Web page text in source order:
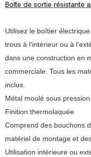
Boîte de sortie résistante
Utilisez le boîtier
trous à l'intérieur ou à
dans une construction en
commerciale. Tous les
inclus.
Métal moulé sous
Finition thermolaquée
Comprend des bouchons
matériel de montage et
Utilisation intérieure ou